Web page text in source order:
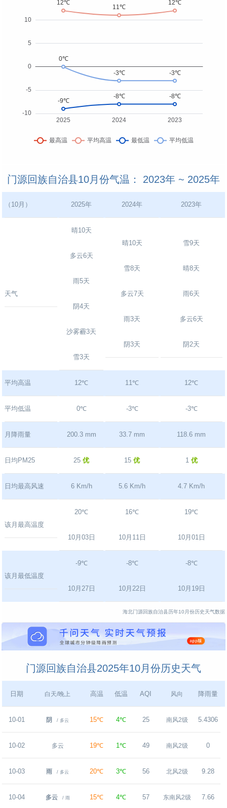
门源回族自治县10月份气温： 2023年 ~ 2025年
（10月） 2025年 2024年 2023年
天气
晴10天
多云6天
雨5天
阴4天
沙雾霾3天
雪3天
晴10天
雪8天
多云7天
雨3天
阴3天
雪9天
晴8天
雨6天
多云6天
阴2天
平均高温 12℃ 11℃ 12℃
平均低温 0℃ -3℃ -3℃
月降雨量 200.3 mm 33.7 mm 118.6 mm
日均PM25 25优 15优 1 优
日均最高风速 6 Km/h 5.6 Km/h 4.7 Km/h
该月最高温度
20℃
10月03日
16℃
10月11日
19℃
10月01日
该月最低温度
-9℃
10月27日
-8℃
10月22日
-8℃
10月19日
海北门源回族自治县历年10月份历史天气数据
门源回族自治县2025年10月份历史天气
日期 白天/晚上 高温 低温 AQI 风向 降雨量
10-01 阴 / 多云 15℃ 4℃ 25 南风2级 5.4306
10-02 多云 19℃ 1℃ 49 南风2级 0
10-03 雨 / 多云 20℃ 3℃ 56 北风2级 9.28
10-04 多云 / 雨 15℃ 4℃ 57 东南风2级 7.66